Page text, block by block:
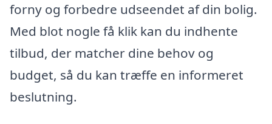
forny og forbedre udseendet af din bolig.
Med blot nogle få klik kan du indhente
tilbud, der matcher dine behov og
budget, så du kan træffe en informeret
beslutning.